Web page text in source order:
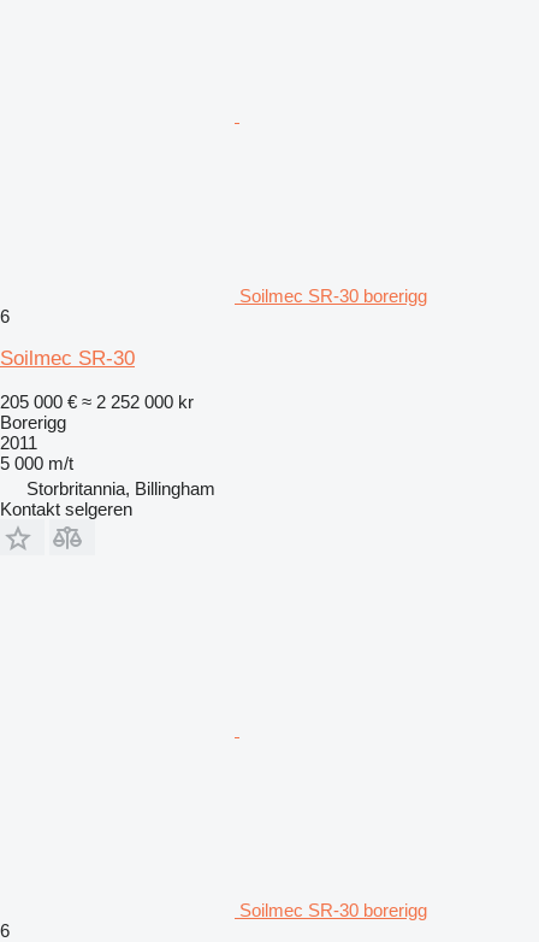
Soilmec SR-30 borerigg
6
Soilmec SR-30
205 000 € ≈ 2 252 000 kr
Borerigg
2011
5 000 m/t
Storbritannia, Billingham
Kontakt selgeren
Soilmec SR-30 borerigg
6